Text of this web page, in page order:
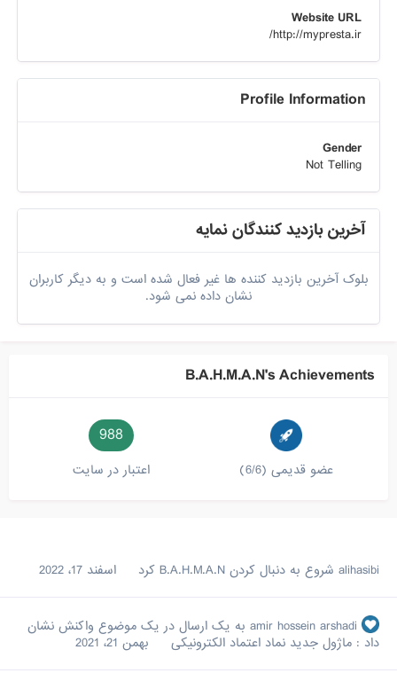
Website URL
http://mypresta.ir/
Profile Information
Gender
Not Telling
آخرین بازدید کنندگان نمایه
بلوک آخرین بازدید کننده ها غیر فعال شده است و به دیگر کاربران
نشان داده نمی شود.
B.A.H.M.A.N's Achievements
عضو قدیمی (6/6)
988
اعتبار در سایت
alihasibi شروع به دنبال کردن B.A.H.M.A.N کرد اسفند 17، 2022
amir hossein arshadi به یک ارسال در یک موضوع واکنش نشان
داد : ماژول جدید نماد اعتماد الکترونیکی بهمن 21، 2021